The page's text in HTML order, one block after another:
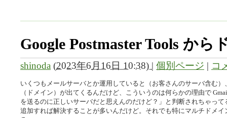
Google Postmaster Tools から
shinoda (2023年6月16日 10:38) | 個別ページ | コ
いくつもメールサーバとか運用していると（お客さんのサーバ含む
（ドメイン）が出てくるんだけど、こういうのは何らかの理由で
を送るのに正しいサーバだと思えんのだけど？」と判断されちゃって
追加すれば解決することが多いんだけど。それでも特にマルチドメ